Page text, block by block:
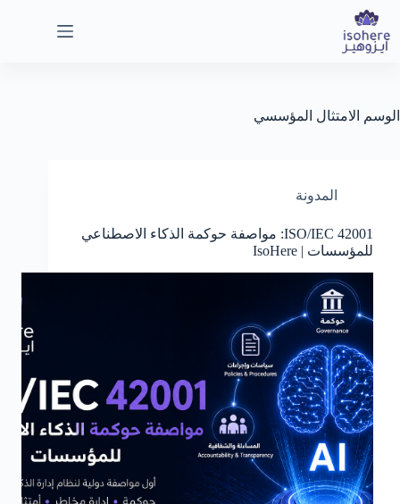
التجاوز
المحتوى
الوسم الامتثال المؤسسي
المدونة
ISO/IEC 42001: مواصفة حوكمة الذكاء الاصطناعي
للمؤسسات | IsoHere